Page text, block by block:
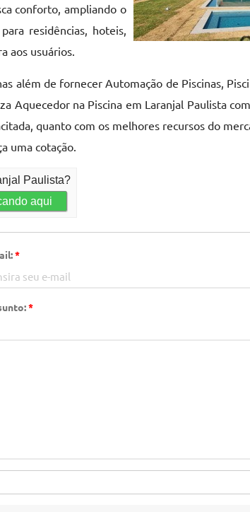
conforto, ampliando o
residências, hoteis,
aos usuários.
além de fornecer Automação de Piscinas,
Aquecedor na Piscina em Laranjal Paulista
quanto com os melhores recursos do
uma cotação.
Paulista?
aqui
*
*